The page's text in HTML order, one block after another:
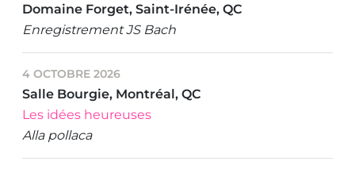
Domaine Forget, Saint-Irénée, QC
Enregistrement JS Bach
4 OCTOBRE 2026
Salle Bourgie, Montréal, QC
Les idées heureuses
Alla pollaca